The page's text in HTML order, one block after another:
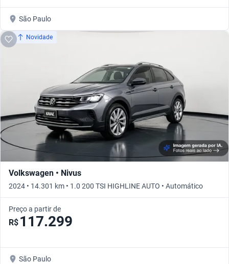
São Paulo
Novidade
Volkswagen • Nivus
2024 • 14.301 km • 1.0 200 TSI HIGHLINE AUTO • Automático
Preço a partir de
R$ 117.299
São Paulo